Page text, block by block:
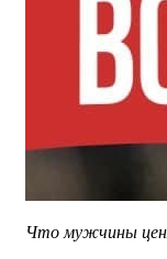
Что мужчины